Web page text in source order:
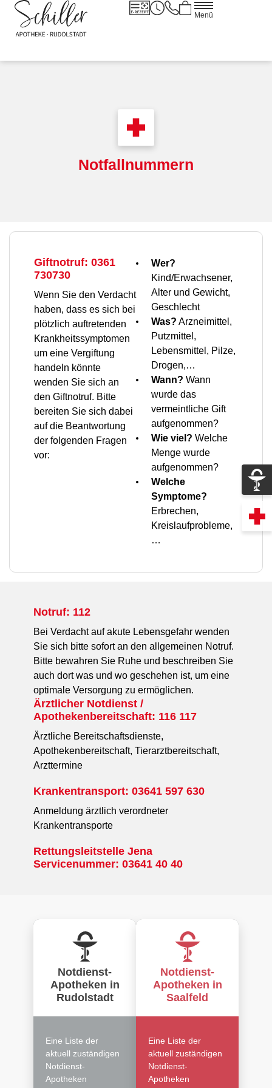
Menü
Notfallnummern
Giftnotruf: 0361
730730
Wenn Sie den Verdacht
haben, dass es sich bei
plötzlich auftretenden
Krankheitssymptomen
um eine Vergiftung
handeln könnte
wenden Sie sich an
den Giftnotruf. Bitte
bereiten Sie sich dabei
auf die Beantwortung
der folgenden Fragen
vor:
Wer?
Kind/Erwachsener,
Alter und Gewicht,
Geschlecht
Was? Arzneimittel,
Putzmittel,
Lebensmittel, Pilze,
Drogen,…
Wann? Wann
wurde das
vermeintliche Gift
aufgenommen?
Wie viel? Welche
Menge wurde
aufgenommen?
Welche
Symptome?
Erbrechen,
Kreislaufprobleme,
…
Notruf: 112
Bei Verdacht auf akute Lebensgefahr wenden
Sie sich bitte sofort an den allgemeinen Notruf.
Bitte bewahren Sie Ruhe und beschreiben Sie
auch dort was und wo geschehen ist, um eine
optimale Versorgung zu ermöglichen.
Ärztlicher Notdienst /
Apothekenbereitschaft: 116 117
Ärztliche Bereitschaftsdienste,
Apothekenbereitschaft, Tierarztbereitschaft,
Arzttermine
Krankentransport: 03641 597 630
Anmeldung ärztlich verordneter
Krankentransporte
Rettungsleitstelle Jena
Servicenummer: 03641 40 40
Notdienst-
Apotheken in
Rudolstadt
Eine Liste der
aktuell zuständigen
Notdienst-
Apotheken
Notdienst-
Apotheken in
Saalfeld
Eine Liste der
aktuell zuständigen
Notdienst-
Apotheken